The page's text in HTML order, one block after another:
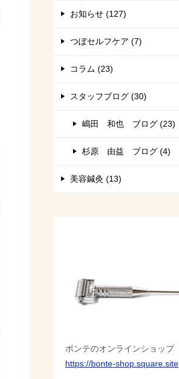
お知らせ (127)
つぼセルフケア (7)
コラム (23)
スタッフブログ (30)
嶋田 和也 ブログ (23)
杉原 由益 ブログ (4)
美容鍼灸 (13)
ボンテのオンラインショップ
https://bonte-shop.square.site